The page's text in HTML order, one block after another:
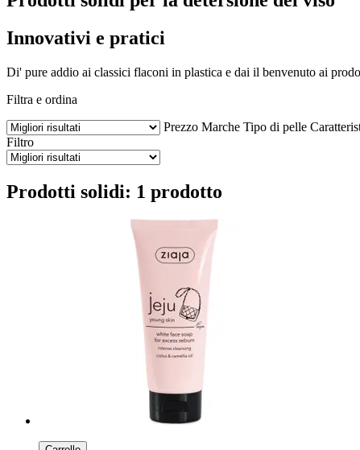
Innovativi e pratici
Di' pure addio ai classici flaconi in plastica e dai il benvenuto ai
Filtra e ordina
Prezzo Marche Tipo di pelle
Filtro
Prodotti solidi: 1 prodotto